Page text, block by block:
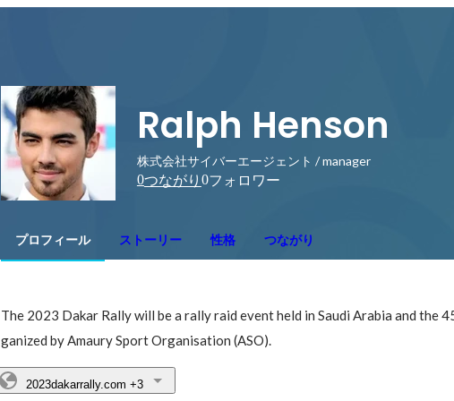
Ralph Henson
株式会社サイバーエージェント / manager
0つながり 0フォロワー
プロフィール ストーリー 性格 つながり
The 2023 Dakar Rally will be a rally raid event held in Saudi Arabia and the
ganized by Amaury Sport Organisation (ASO).
2023dakarrally.com +3